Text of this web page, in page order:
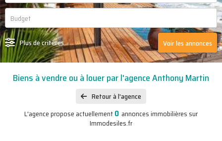
Plus de critères Voir les annonces
Biens à vendre ou à louer par l'agence Anthony Martin
Retour à l'agence
L'agence propose actuellement0 annonces immobilières sur
Immodesiles.fr